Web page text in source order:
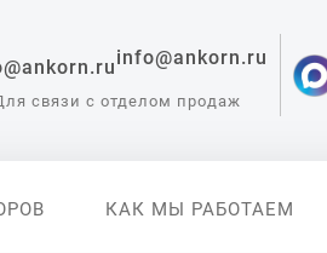
info@ankorn.ru
связи с отделом продаж
КАК МЫ РАБОТАЕМ